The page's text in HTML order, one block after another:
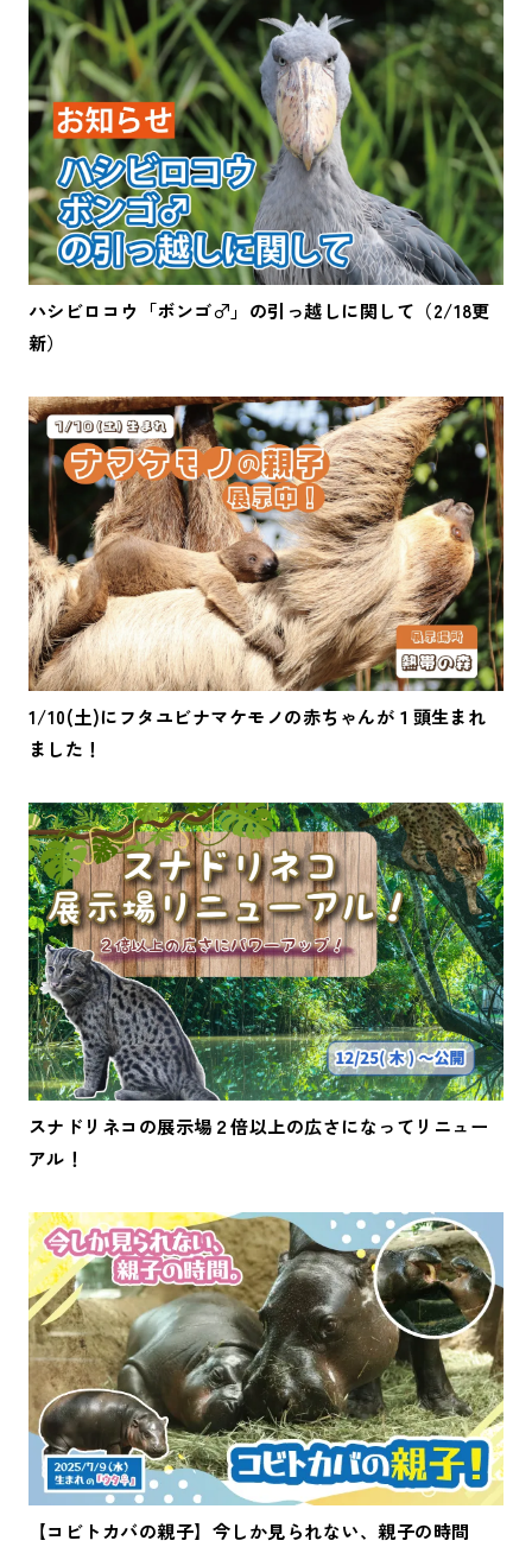
ハシビロコウ「ボンゴ♂」の引っ越しに関して（2/18更
新）
1/10(土)にフタユビナマケモノの赤ちゃんが１頭生まれ
ました！
スナドリネコの展示場２倍以上の広さになってリニュー
アル！
【コビトカバの親子】今しか見られない、親子の時間